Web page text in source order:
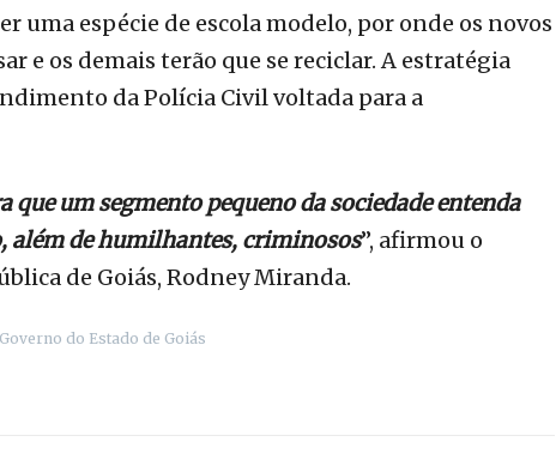
uma espécie de escola modelo, por onde os novos
e os demais terão que se reciclar. A estratégia
da Polícia Civil voltada para a
que um segmento pequeno da sociedade entenda
além de humilhantes, criminosos”, afirmou o
de Goiás, Rodney Miranda.
do Estado de Goiás